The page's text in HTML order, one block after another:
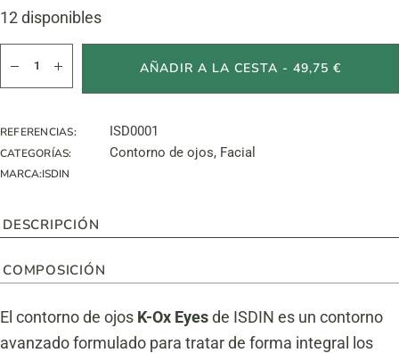
12 disponibles
AÑADIR A LA CESTA - 49,75 €
REFERENCIAS: ISD0001
CATEGORÍAS: Contorno de ojos, Facial
MARCA:ISDIN
DESCRIPCIÓN
COMPOSICIÓN
El contorno de ojos K-Ox Eyesde ISDIN es un contorno
avanzado formulado para tratar de forma integral los